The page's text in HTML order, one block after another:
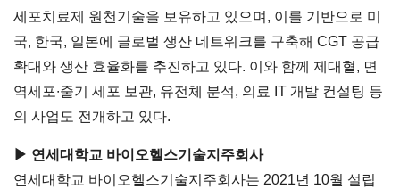
세포치료제 원천기술을 보유하고 있으며, 이를 기반으로 미
국, 한국, 일본에 글로벌 생산 네트워크를 구축해 CGT 공급
확대와 생산 효율화를 추진하고 있다. 이와 함께 제대혈, 면
역세포∙줄기 세포 보관, 유전체 분석, 의료 IT 개발 컨설팅 등
의 사업도 전개하고 있다.
▶ 연세대학교 바이오헬스기술지주회사
연세대학교 바이오헬스기술지주회사는 2021년 10월 설립